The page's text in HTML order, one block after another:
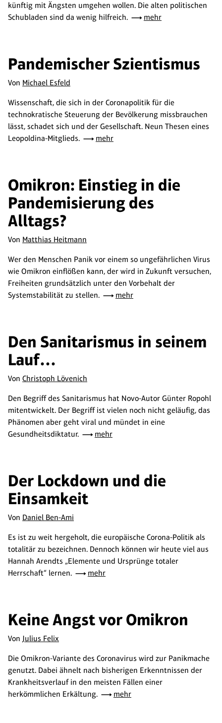
künftig mit Ängsten umgehen wollen. Die alten politischen
Schubladen sind da wenig hilfreich.
mehr
Pandemischer Szientismus
Von Michael Esfeld
Wissenschaft, die sich in der Coronapolitik für die
technokratische Steuerung der Bevölkerung missbrauchen
lässt, schadet sich und der Gesellschaft. Neun Thesen eines
Leopoldina-Mitglieds.
mehr
Omikron: Einstieg in die
Pandemisierung des
Alltags?
Von Matthias Heitmann
Wer den Menschen Panik vor einem so ungefährlichen Virus
wie Omikron einflößen kann, der wird in Zukunft versuchen,
Freiheiten grundsätzlich unter den Vorbehalt der
Systemstabilität zu stellen.
mehr
Den Sanitarismus in seinem
Lauf…
Von Christoph Lövenich
Den Begriff des Sanitarismus hat Novo-Autor Günter Ropohl
mitentwickelt. Der Begriff ist vielen noch nicht geläufig, das
Phänomen aber geht viral und mündet in eine
Gesundheitsdiktatur.
mehr
Der Lockdown und die
Einsamkeit
Von Daniel Ben-Ami
Es ist zu weit hergeholt, die europäische Corona-Politik als
totalitär zu bezeichnen. Dennoch können wir heute viel aus
Hannah Arendts „Elemente und Ursprünge totaler
Herrschaft“ lernen.
mehr
Keine Angst vor Omikron
Von Julius Felix
Die Omikron-Variante des Coronavirus wird zur Panikmache
genutzt. Dabei ähnelt nach bisherigen Erkenntnissen der
Krankheitsverlauf in den meisten Fällen einer
herkömmlichen Erkältung.
mehr